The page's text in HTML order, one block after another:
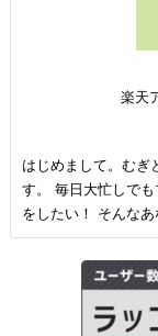
楽天
はじめまして。むぎ
す。 毎日大忙しで
をしたい！ そんな